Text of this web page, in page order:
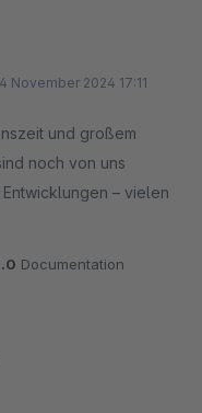
- ratz fatz war das
Rapskissen -
November 2024 17:11
und großem
noch von uns
– vielen
Documentation